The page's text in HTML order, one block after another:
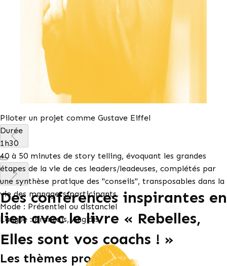
Piloter un projet comme Gustave Eiffel
Durée
1h30
40 à 50 minutes de story telling, évoquant les grandes
étapes de la vie de ces leaders/leadeuses, complétés par
une synthèse pratique des "conseils", transposables dans la
vie des managers/participants.
Mode : Présentiel ou distanciel
Langue : Français, Anglais
Des conférences inspirantes en
lien avec le livre « Rebelles,
Elles sont vos coachs ! »
Les thèmes proposés